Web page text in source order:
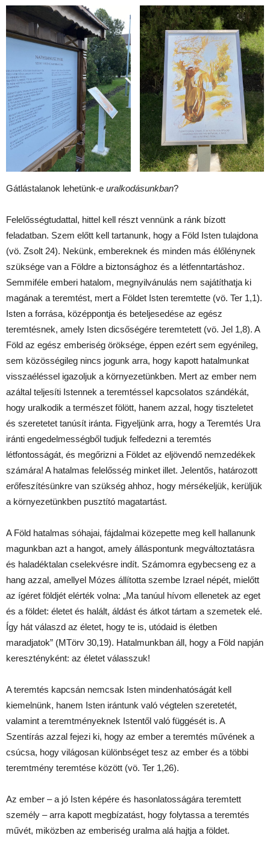
Gátlástalanok lehetünk-e uralkodásunkban?
Felelősségtudattal, hittel kell részt vennünk a ránk bízott
feladatban. Szem előtt kell tartanunk, hogy a Föld Isten tulajdona
(vö. Zsolt 24). Nekünk, embereknek és minden más élőlénynek
szüksége van a Földre a biztonsághoz és a létfenntartáshoz.
Semmiféle emberi hatalom, megnyilvánulás nem sajátíthatja ki
magának a teremtést, mert a Földet Isten teremtette (vö. Ter 1,1).
Isten a forrása, középpontja és beteljesedése az egész
teremtésnek, amely Isten dicsőségére teremtetett (vö. Jel 1,8). A
Föld az egész emberiség öröksége, éppen ezért sem egyénileg,
sem közösségileg nincs jogunk arra, hogy kapott hatalmunkat
visszaéléssel igazoljuk a környezetünkben. Mert az ember nem
azáltal teljesíti Istennek a teremtéssel kapcsolatos szándékát,
hogy uralkodik a természet fölött, hanem azzal, hogy tiszteletet
és szeretetet tanúsít iránta. Figyeljünk arra, hogy a Teremtés Ura
iránti engedelmességből tudjuk felfedezni a teremtés
létfontosságát, és megőrizni a Földet az eljövendő nemzedékek
számára! A hatalmas felelősség minket illet. Jelentős, határozott
erőfeszítésünkre van szükség ahhoz, hogy mérsékeljük, kerüljük
a környezetünkben pusztító magatartást.
A Föld hatalmas sóhajai, fájdalmai közepette meg kell hallanunk
magunkban azt a hangot, amely álláspontunk megváltoztatásra
és haladéktalan cselekvésre indít. Számomra egybecseng ez a
hang azzal, amellyel Mózes állította szembe Izrael népét, mielőtt
az ígéret földjét elérték volna: „Ma tanúul hívom ellenetek az eget
és a földet: életet és halált, áldást és átkot tártam a szemetek elé.
Így hát válaszd az életet, hogy te is, utódaid is életben
maradjatok” (MTörv 30,19). Hatalmunkban áll, hogy a Föld napján
keresztényként: az életet válasszuk!
A teremtés kapcsán nemcsak Isten mindenhatóságát kell
kiemelnünk, hanem Isten irántunk való végtelen szeretetét,
valamint a teremtményeknek Istentől való függését is. A
Szentírás azzal fejezi ki, hogy az ember a teremtés művének a
csúcsa, hogy világosan különbséget tesz az ember és a többi
teremtmény teremtése között (vö. Ter 1,26).
Az ember – a jó Isten képére és hasonlatosságára teremtett
személy – arra kapott megbízatást, hogy folytassa a teremtés
művét, miközben az emberiség uralma alá hajtja a földet.